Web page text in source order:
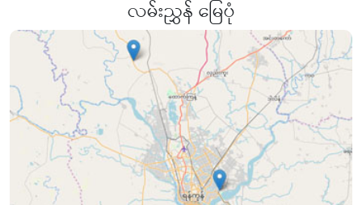
လမ်းညွှန် မြေပုံ